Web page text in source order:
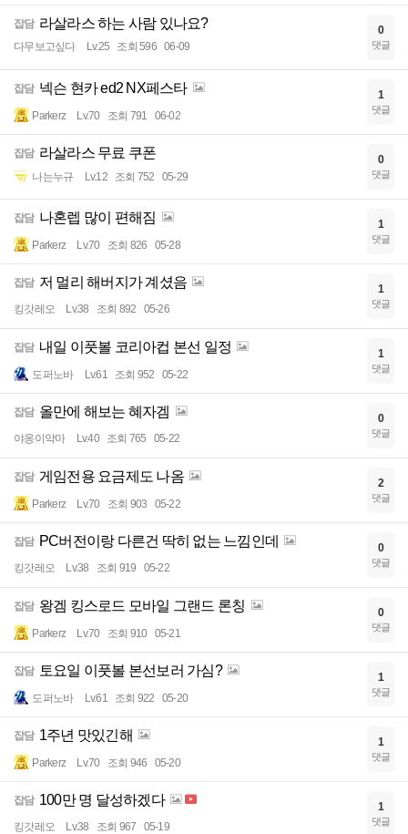
잡담 라살라스 하는 사람 있나요?
다무보고싶다 Lv.25 조회 596 06-09
0
댓글
잡담 넥슨 현카 ed2 NX페스타
Parkerz Lv.70 조회 791 06-02
1
댓글
잡담 라살라스 무료 쿠폰
나는누규 Lv.12 조회 752 05-29
0
댓글
잡담 나혼렙 많이 편해짐
Parkerz Lv.70 조회 826 05-28
1
댓글
잡담 저 멀리 해버지가 계셨음
킹갓레오 Lv.38 조회 892 05-26
1
댓글
잡담 내일 이풋볼 코리아컵 본선 일정
도퍼노바 Lv.61 조회 952 05-22
1
댓글
잡담 올만에 해보는 혜자겜
야옹이악마 Lv.40 조회 765 05-22
0
댓글
잡담 게임전용 요금제도 나옴
Parkerz Lv.70 조회 903 05-22
2
댓글
잡담 PC버전이랑 다른건 딱히 없는 느낌인데
킹갓레오 Lv.38 조회 919 05-22
0
댓글
잡담 왕겜 킹스로드 모바일 그랜드 론칭
Parkerz Lv.70 조회 910 05-21
0
댓글
잡담 토요일 이풋볼 본선보러 가심?
도퍼노바 Lv.61 조회 922 05-20
1
댓글
잡담 1주년 맛있긴해
Parkerz Lv.70 조회 946 05-20
1
댓글
잡담 100만 명 달성하겠다
킹갓레오 Lv.38 조회 967 05-19
1
댓글